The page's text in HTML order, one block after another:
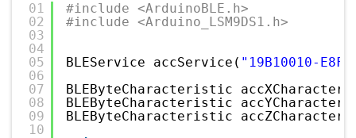
01
02
03
04
05
06
07
08
09
10
#include <ArduinoBLE.h>
#include <Arduino_LSM9DS1.h>
BLEService accService( "19B10010-
BLEByteCharacteristic
BLEByteCharacteristic
BLEByteCharacteristic